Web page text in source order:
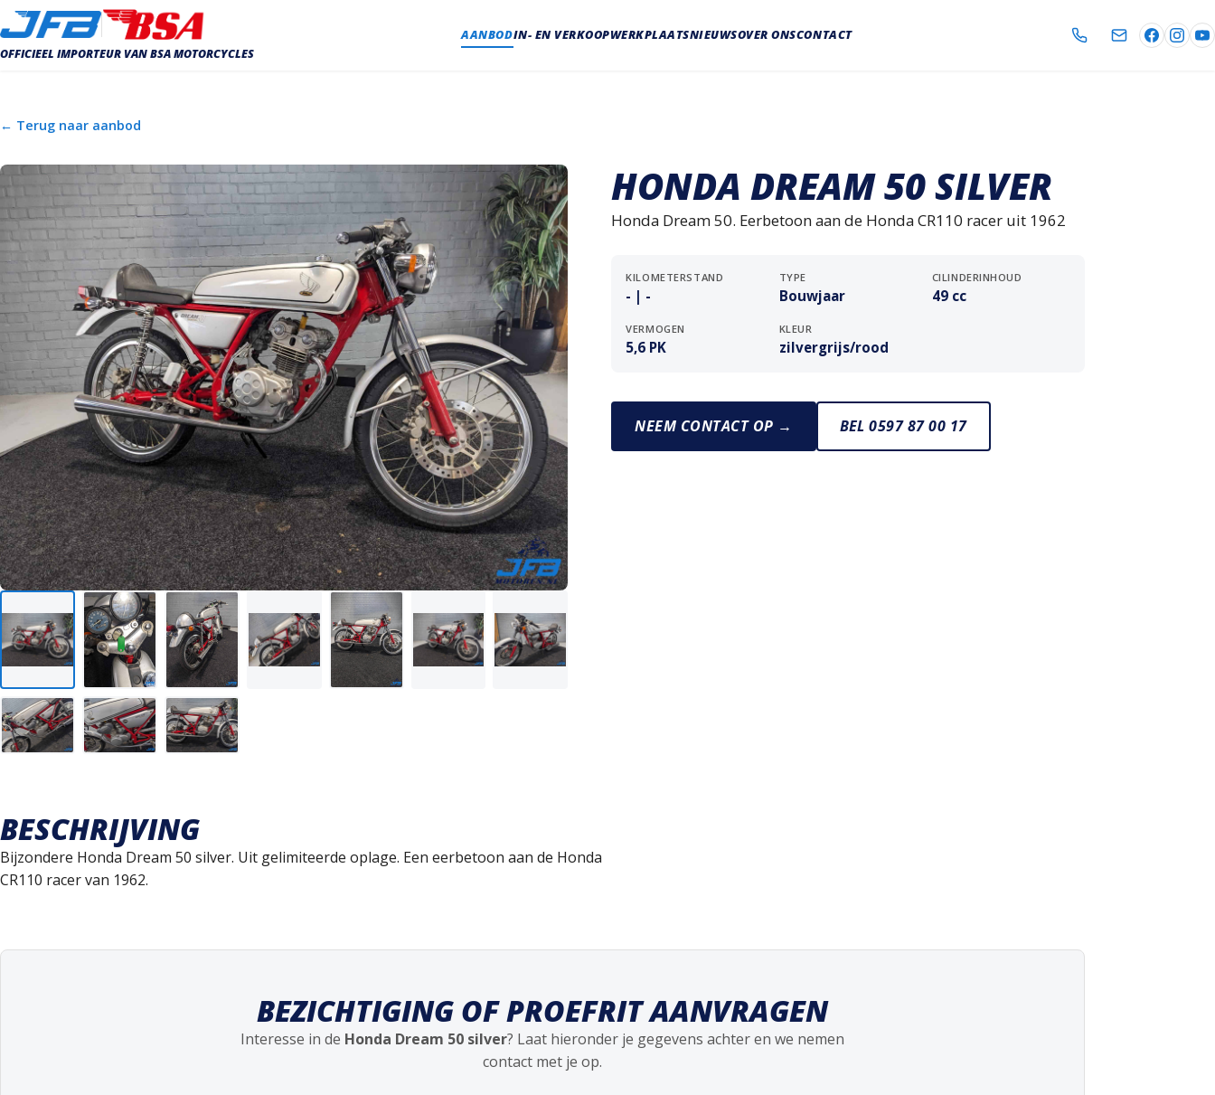
OFFICIEEL IMPORTEUR VAN BSA MOTORCYCLES
AANBODIN- EN VERKOOPWERKPLAATSNIEUWSOVER ONSCONTACT
← Terug naar aanbod
HONDA DREAM 50 SILVER
Honda Dream 50. Eerbetoon aan de Honda CR110 racer uit 1962
KILOMETERSTAND
- | -
TYPE
Bouwjaar
CILINDERINHOUD
49 cc
VERMOGEN
5,6 PK
KLEUR
zilvergrijs/rood
NEEM CONTACT OP → BEL 0597 87 00 17
BESCHRIJVING
Bijzondere Honda Dream 50 silver. Uit gelimiteerde oplage. Een eerbetoon aan de Honda
CR110 racer van 1962.
BEZICHTIGING OF PROEFRIT AANVRAGEN
Interesse in de Honda Dream 50 silver? Laat hieronder je gegevens achter en we nemen
contact met je op.